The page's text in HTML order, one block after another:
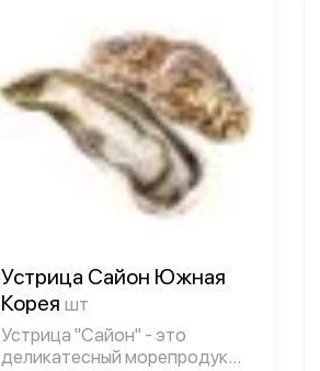
Устрица Сайон Южная
Корея шт
Устрица "Сайон" - это
деликатесный морепродукт